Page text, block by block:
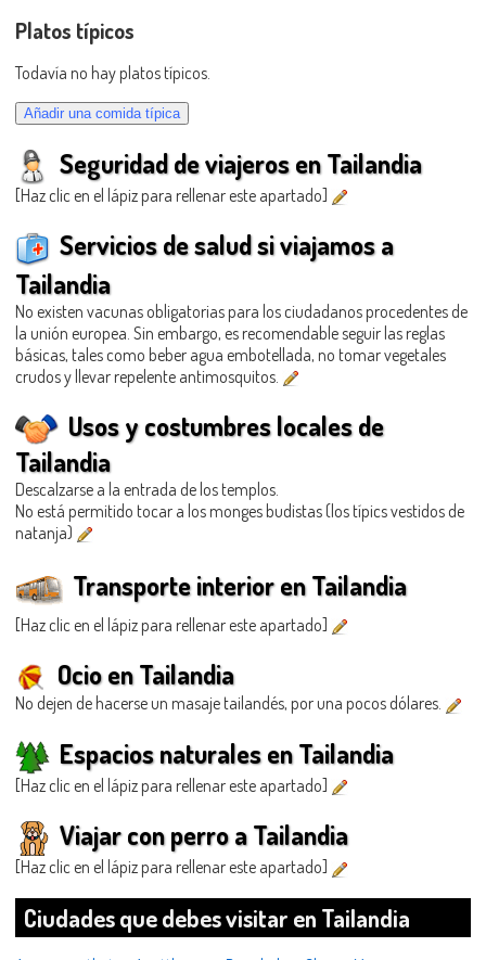
Platos típicos
Todavía no hay platos típicos.
Seguridad de viajeros en Tailandia
[Haz clic en el lápiz para rellenar este apartado]
Servicios de salud si viajamos a
Tailandia
No existen vacunas obligatorias para los ciudadanos procedentes de
la unión europea. Sin embargo, es recomendable seguir las reglas
básicas, tales como beber agua embotellada, no tomar vegetales
crudos y llevar repelente antimosquitos.
Usos y costumbres locales de
Tailandia
Descalzarse a la entrada de los templos.
No está permitido tocar a los monges budistas (los típics vestidos de
natanja)
Transporte interior en Tailandia
[Haz clic en el lápiz para rellenar este apartado]
Ocio en Tailandia
No dejen de hacerse un masaje tailandés, por una pocos dólares.
Espacios naturales en Tailandia
[Haz clic en el lápiz para rellenar este apartado]
Viajar con perro a Tailandia
[Haz clic en el lápiz para rellenar este apartado]
Ciudades que debes visitar en Tailandia